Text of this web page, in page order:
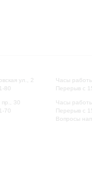
ул., 2
80
пр., 30
70
Часы
Перерыв с
Часы
Перерыв с
Вопросы